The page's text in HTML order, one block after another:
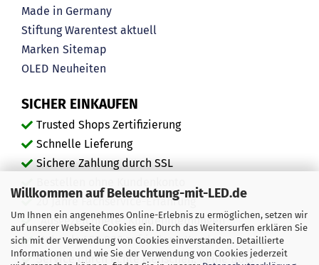
Willkommen auf Beleuchtung-mit-LED.de
Um Ihnen ein angenehmes Online-Erlebnis zu ermöglichen, setzen wir
auf unserer Webseite Cookies ein. Durch das Weitersurfen erklären Sie
sich mit der Verwendung von Cookies einverstanden. Detaillierte
Informationen und wie Sie der Verwendung von Cookies jederzeit
Made in Germany
Stiftung Warentest aktuell
Marken Sitemap
OLED Neuheiten
SICHER EINKAUFEN
Trusted Shops Zertifizierung
Schnelle Lieferung
Sichere Zahlung durch SSL
20 Jahre Fachservice-Erfahrung
"Ausgezeichnete" Kundenmeinungen
Mehr als 450.000 zufriedene Kunden
Service durch echte Menschen, keine Bots